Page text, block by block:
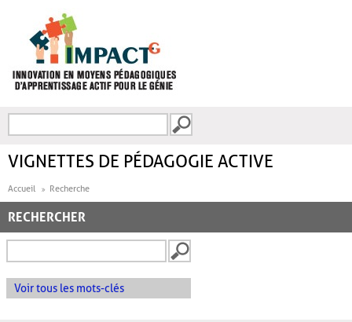
FORMULAIRE DE
VIGNETTES DE PÉDAGOGIE ACTIVE
Accueil Recherche
RECHERCHER
Voir tous les mots-clés